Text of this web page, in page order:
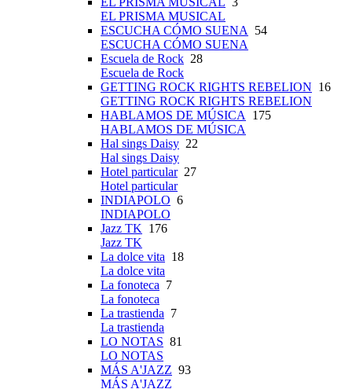
EL PRISMA MUSICAL
ESCUCHA CÓMO SUENA
54
ESCUCHA CÓMO SUENA
Escuela de Rock 28
Escuela de Rock
GETTING ROCK RIGHTS REBELION 16
GETTING ROCK RIGHTS REBELION
HABLAMOS DE MÚSICA
175
HABLAMOS DE MÚSICA
Hal sings Daisy 22
Hal sings Daisy
Hotel particular27
Hotel particular
INDIAPOLO 6
INDIAPOLO
Jazz TK 176
Jazz TK
La dolce vita 18
La dolce vita
La fonoteca 7
La fonoteca
La trastienda 7
La trastienda
LO NOTAS 81
LO NOTAS
MÁS A'JAZZ 93
MÁS A'JAZZ